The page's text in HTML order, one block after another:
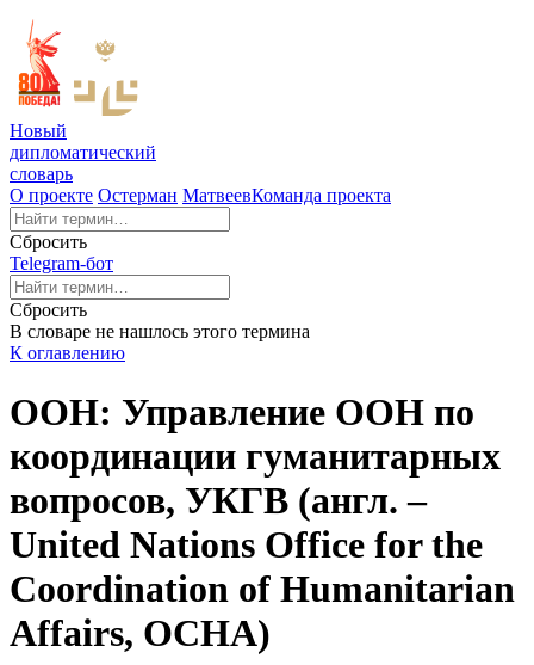
Новый
дипломатический
словарь
О проекте Остерман МатвеевКоманда проекта
Сбросить
Telegram-бот
Сбросить
В словаре не нашлось этого термина
К оглавлению
ООН: Управление ООН по
координации гуманитарных
вопросов, УКГВ (англ. –
United Nations Office for the
Coordination of Humanitarian
Affairs, OCHA)